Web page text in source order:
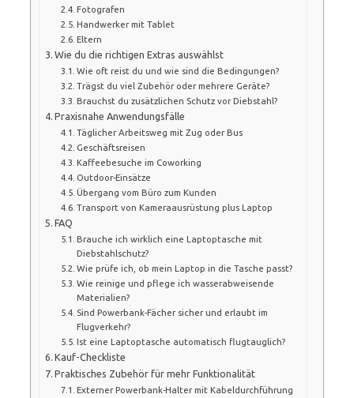
Fotografen
Handwerker mit Tablet
Eltern
Wie du die richtigen Extras auswählst
Wie oft reist du und wie sind die Bedingungen?
Trägst du viel Zubehör oder mehrere Geräte?
Brauchst du zusätzlichen Schutz vor Diebstahl?
Praxisnahe Anwendungsfälle
Täglicher Arbeitsweg mit Zug oder Bus
Geschäftsreisen
Kaffeebesuche im Coworking
Outdoor-Einsätze
Übergang vom Büro zum Kunden
Transport von Kameraausrüstung plus Laptop
FAQ
Brauche ich wirklich eine Laptoptasche mit
Diebstahlschutz?
Wie prüfe ich, ob mein Laptop in die Tasche passt?
Wie reinige und pflege ich wasserabweisende
Materialien?
Sind Powerbank-Fächer sicher und erlaubt im
Flugverkehr?
Ist eine Laptoptasche automatisch flugtauglich?
Kauf-Checkliste
Praktisches Zubehör für mehr Funktionalität
Externer Powerbank-Halter mit Kabeldurchführung